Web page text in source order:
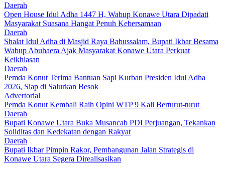
Daerah
Open House Idul Adha 1447 H, Wabup Konawe Utara Dipadati
Masyarakat Suasana Hangat Penuh Kebersamaan
Daerah
Shalat Idul Adha di Masjid Raya Babussalam, Bupati Ikbar Besama
Wabup Abuhaera Ajak Masyarakat Konawe Utara Perkuat
Keikhlasan
Daerah
Pemda Konut Terima Bantuan Sapi Kurban Presiden Idul Adha
2026, Siap di Salurkan Besok
Advertorial
Pemda Konut Kembali Raih Opini WTP 9 Kali Berturut-turut
Daerah
Bupati Konawe Utara Buka Musancab PDI Perjuangan, Tekankan
Soliditas dan Kedekatan dengan Rakyat
Daerah
Bupati Ikbar Pimpin Rakor, Pembangunan Jalan Strategis di
Konawe Utara Segera Direalisasikan